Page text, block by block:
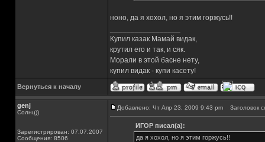
ноно, да я хохол, но я этим горжусь!!
Купил казак Мамай видак,
крутил его и так, и сяк.
Морали в этой басне нету,
купил видак - купи касету!
Вернуться к началу
genj
Солнц))
Зарегистрирован: 07.07.2007
Сообщения: 8506
Добавлено: Чт Апр 23, 2009 9:43 pm Заголовок
ИГОР писал(а):
да я хохол, но я этим горжусь!!